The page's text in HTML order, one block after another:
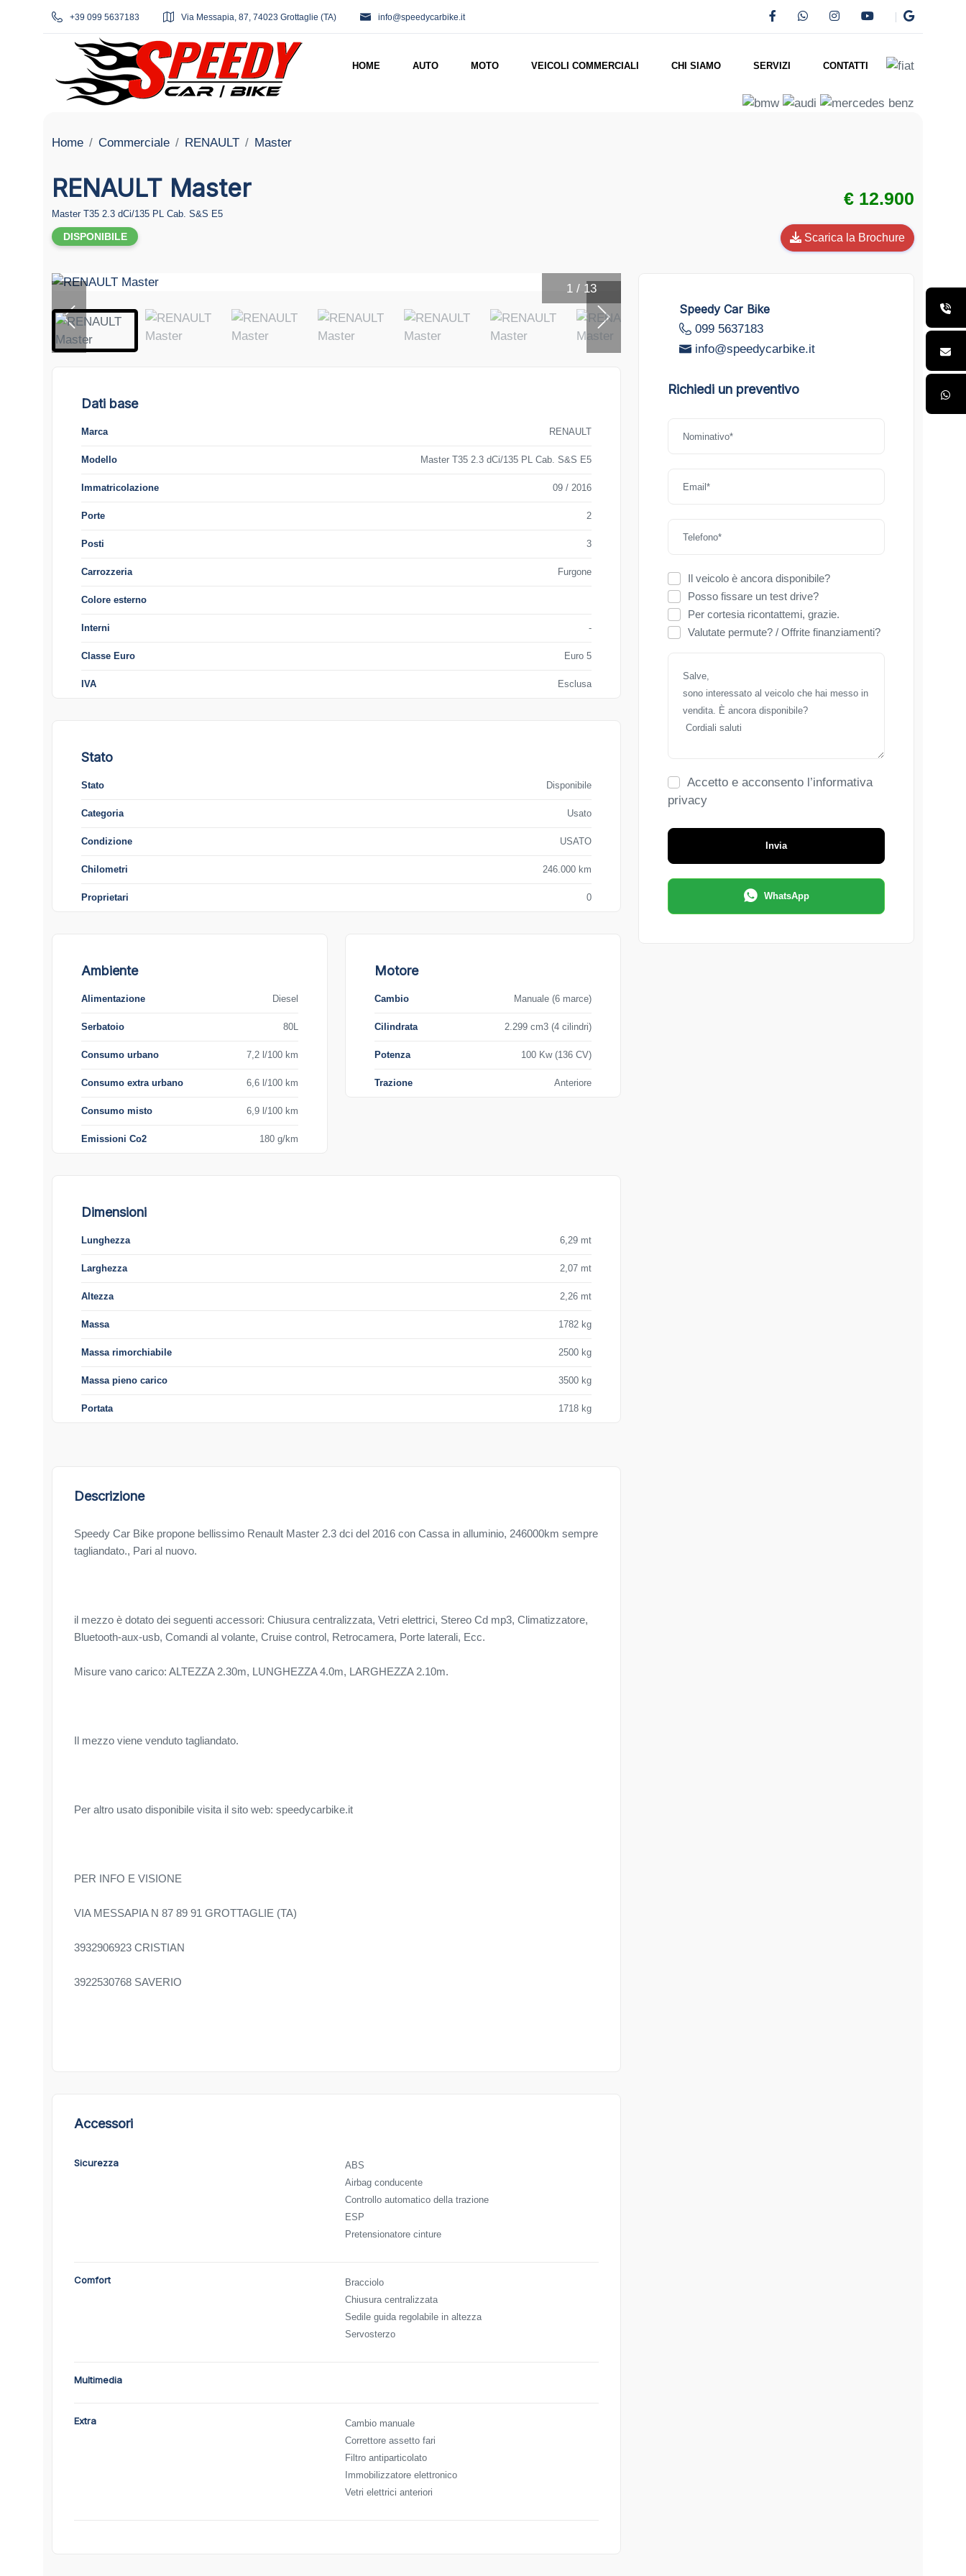
+39 099 5637183 Via Messapia, 87, 74023 Grottaglie (TA) info@speedycarbike.it
HOME AUTO MOTO VEICOLI COMMERCIALI CHI SIAMO SERVIZI CONTATTI
Home Commerciale RENAULT Master
RENAULT Master
Master T35 2.3 dCi/135 PL Cab. S&S E5
DISPONIBILE
€ 12.900
Scarica la Brochure
1 / 13
Dati base
Marca RENAULT
Modello Master T35 2.3 dCi/135 PL Cab. S&S E5
Immatricolazione 09 / 2016
Porte 2
Posti 3
Carrozzeria Furgone
Colore esterno
Interni -
Classe Euro Euro 5
IVA Esclusa
Stato
Stato Disponibile
Categoria Usato
Condizione USATO
Chilometri 246.000 km
Proprietari 0
Ambiente
Alimentazione Diesel
Serbatoio 80L
Consumo urbano 7,2 l/100 km
Consumo extra urbano 6,6 l/100 km
Consumo misto 6,9 l/100 km
Emissioni Co2 180 g/km
Motore
Cambio Manuale (6 marce)
Cilindrata 2.299 cm3 (4 cilindri)
Potenza 100 Kw (136 CV)
Trazione Anteriore
Dimensioni
Lunghezza 6,29 mt
Larghezza 2,07 mt
Altezza 2,26 mt
Massa 1782 kg
Massa rimorchiabile 2500 kg
Massa pieno carico 3500 kg
Portata 1718 kg
Descrizione
Speedy Car Bike propone bellissimo Renault Master 2.3 dci del 2016 con Cassa in alluminio, 246000km sempre
tagliandato., Pari al nuovo.
il mezzo è dotato dei seguenti accessori: Chiusura centralizzata, Vetri elettrici, Stereo Cd mp3, Climatizzatore,
Bluetooth-aux-usb, Comandi al volante, Cruise control, Retrocamera, Porte laterali, Ecc.
Misure vano carico: ALTEZZA 2.30m, LUNGHEZZA 4.0m, LARGHEZZA 2.10m.
Il mezzo viene venduto tagliandato.
Per altro usato disponibile visita il sito web: speedycarbike.it
PER INFO E VISIONE
VIA MESSAPIA N 87 89 91 GROTTAGLIE (TA)
3932906923 CRISTIAN
3922530768 SAVERIO
Accessori
Sicurezza
ABS
Airbag conducente
Controllo automatico della trazione
ESP
Pretensionatore cinture
Comfort
Bracciolo
Chiusura centralizzata
Sedile guida regolabile in altezza
Servosterzo
Multimedia
Extra
Cambio manuale
Correttore assetto fari
Filtro antiparticolato
Immobilizzatore elettronico
Vetri elettrici anteriori
Speedy Car Bike
099 5637183
info@speedycarbike.it
Richiedi un preventivo
Il veicolo è ancora disponibile?
Posso fissare un test drive?
Per cortesia ricontattemi, grazie.
Valutate permute? / Offrite finanziamenti?
Accetto e acconsento l’informativa
privacy
Invia
WhatsApp